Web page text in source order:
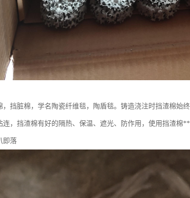
，挡脏棉，学名陶瓷纤维毯，陶盾毯。铸造浇注时挡渣棉始
连，挡渣棉有好的隔热、保温、遮光、防作用，使用挡渣
即落